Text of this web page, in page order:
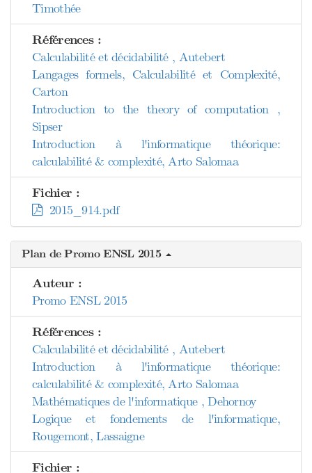
Timothée
Références :
Calculabilité et décidabilité , Autebert
Langages formels, Calculabilité et Complexité,
Carton
Introduction to the theory of computation ,
Sipser
Introduction à l'informatique théorique:
calculabilité & complexité, Arto Salomaa
Fichier :
2015_914.pdf
Plan de Promo ENSL 2015
Auteur :
Promo ENSL 2015
Références :
Calculabilité et décidabilité , Autebert
Introduction à l'informatique théorique:
calculabilité & complexité, Arto Salomaa
Mathématiques de l'informatique , Dehornoy
Logique et fondements de l'informatique,
Rougemont, Lassaigne
Fichier :